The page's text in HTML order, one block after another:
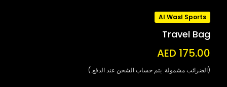
Al Wasl Sports
Travel Bag
AED 175.00
(الضرائب مشمولة. يتم حساب الشحن عند الدفع.)